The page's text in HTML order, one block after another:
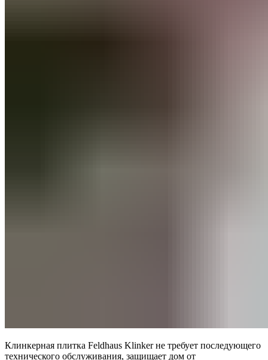
Клинкерная плитка Feldhaus Klinker не требует последующего
технического обслуживания, защищает дом от